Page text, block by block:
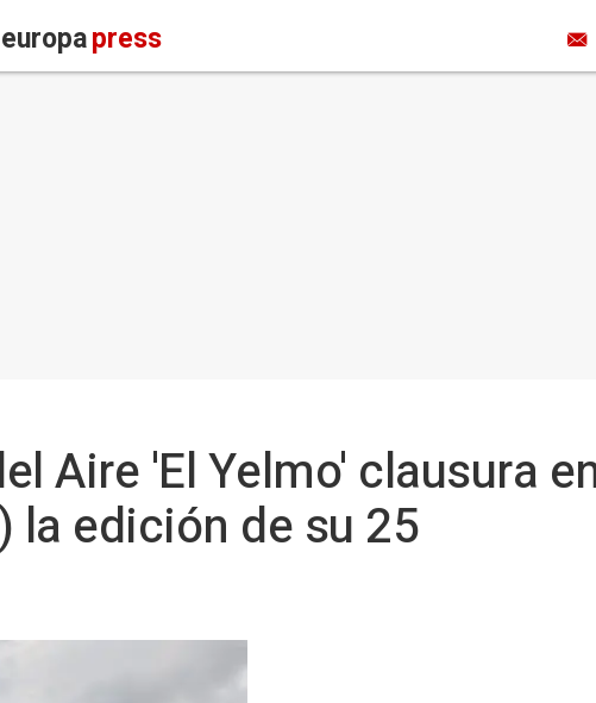
europapress
Aire 'El Yelmo' clausura
la edición de su 25